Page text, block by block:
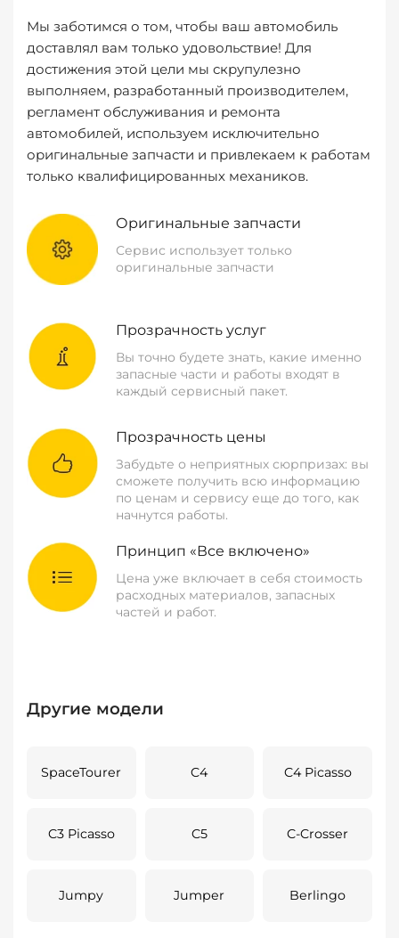
Мы заботимся о том, чтобы ваш автомобиль
доставлял вам только удовольствие! Для
достижения этой цели мы скрупулезно
выполняем, разработанный производителем,
регламент обслуживания и ремонта
автомобилей, используем исключительно
оригинальные запчасти и привлекаем к работам
только квалифицированных механиков.
Оригинальные запчасти
Сервис использует только
оригинальные запчасти
Прозрачность услуг
Вы точно будете знать, какие именно
запасные части и работы входят в
каждый сервисный пакет.
Прозрачность цены
Забудьте о неприятных сюрпризах: вы
сможете получить всю информацию
по ценам и сервису еще до того, как
начнутся работы.
Принцип «Все включено»
Цена уже включает в себя стоимость
расходных материалов, запасных
частей и работ.
Другие модели
SpaceTourer C4 C4 Picasso
C3 Picasso C5 C-Crosser
Jumpy Jumper Berlingo